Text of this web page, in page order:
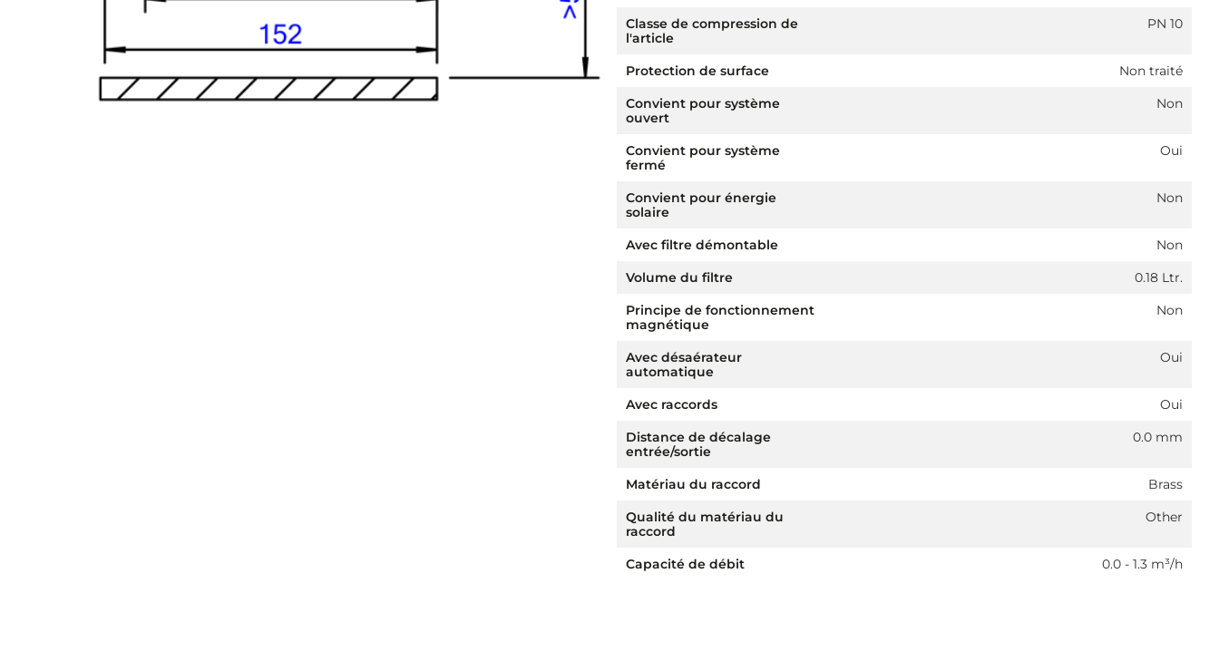
Classe de compression de
l'article
PN 10
Protection de surface
Non traité
Convient pour système
ouvert
Non
Convient pour système
fermé
Oui
Convient pour énergie
solaire
Non
Avec filtre démontable
Non
Volume du filtre
0.18 Ltr.
Principe de fonctionnement
magnétique
Non
Avec désaérateur
automatique
Oui
Avec raccords
Oui
Distance de décalage
entrée/sortie
0.0 mm
Matériau du raccord
Brass
Qualité du matériau du
raccord
Other
Capacité de débit 0.0 - 1.3 m³/h